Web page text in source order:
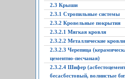
2.3 Крыши
2.3.1 Стропильные системы
2.3.2 Кровельные покрытия
2.3.2.1 Мягкая кровля
2.3.2.2 Металлические кровли
2.3.2.3 Черепица
цементно-песчаная)
2.3.2.4 Шифер
бесасбестовый, волнистые